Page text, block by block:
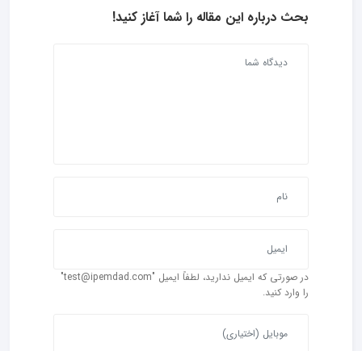
بحث درباره این مقاله را شما آغاز کنید!
در صورتی که ایمیل ندارید، لطفاً ایمیل "test@ipemdad.com"
را وارد کنید.